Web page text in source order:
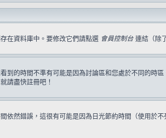
在資料庫中。要修改它們請點選 會員控制台連結（除
到的時間不準有可能是因為討論區和您處於不同的時
請盡快註冊吧！
依然錯誤，這很有可能是因為日光節約時間（使用於